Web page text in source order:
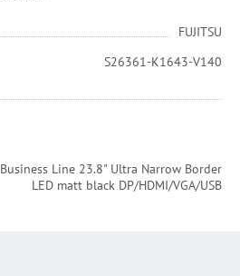
FUJITSU
S26361-K1643-V140
Business Line 23.8" Ultra Narrow Border
LED matt black DP/HDMI/VGA/USB